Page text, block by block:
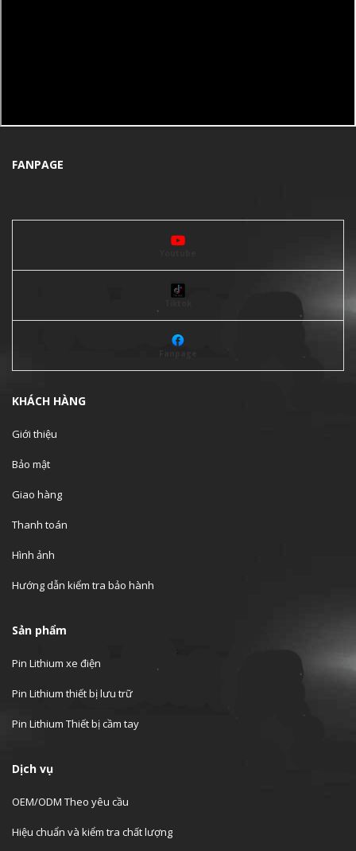
FANPAGE
KHÁCH HÀNG
Giới thiệu
Bảo mật
Giao hàng
Thanh toán
Hình ảnh
Hướng dẫn kiểm tra bảo hành
Sản phẩm
Pin Lithium xe điện
Pin Lithium thiết bị lưu trữ
Pin Lithium Thiết bị cầm tay
Dịch vụ
OEM/ODM Theo yêu cầu
Hiệu chuẩn và kiểm tra chất lượng